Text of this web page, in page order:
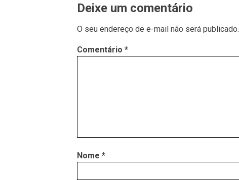
Deixe um comentário
O seu endereço de e-mail não será publicado.
Comentário *
Nome *